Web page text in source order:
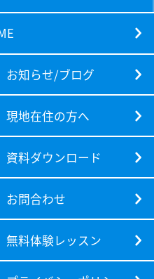
お知らせ/ブログ
現地在住の方へ
資料ダウンロード
お問合わせ
無料体験レッスン